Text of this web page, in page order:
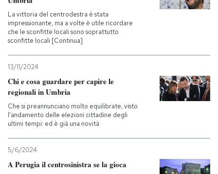
La vittoria del centrodestra è stata
impressionante, ma a volte è utile ricordare
che le sconfitte locali sono soprattutto
sconfitte locali [Continua]
13/11/2024
Chi e cosa guardare per capire le
regionali in Umbria
Che si preannunciano molto equilibrate, visto
l'andamento delle elezioni cittadine degli
ultimi tempi: ed è già una novità
5/6/2024
A Perugia il centrosinistra se la gioca